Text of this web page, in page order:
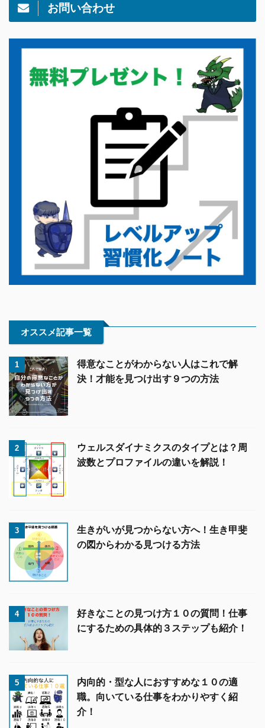
お問い合わせ
オススメ記事一覧
1
得意なことがわからない人はこれで解
決！才能を見つけ出す９つの方法
2
ウェルスダイナミクスのタイプとは？周
波数とプロファイルの違いを解説！
3
生きがいが見つからない方へ！生き甲斐
の図からわかる見つける方法
4
好きなことの見つけ方１０の質問！仕事
にするための具体的３ステップも紹介！
5
内向的・型な人におすすめな１０の適
職。向いている仕事をわかりやすく紹
介！